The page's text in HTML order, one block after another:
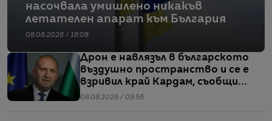
насочвала умишлено никакъв
летателен апарат към България
08.08.2026 / 18:08
Дрон е навлязъл в българското
въздушно пространство и се е
взривил край Кардам, съобщи
Радев
08.08.2026 / 09:56